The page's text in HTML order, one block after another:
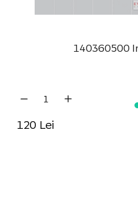
140360500
120 Lei